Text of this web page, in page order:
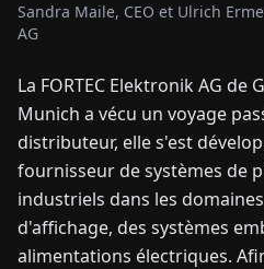
ENDEFRES ITNLPLHU
CONTACTEZ-
NOUS
Sandra Maile, CEO et Ulrich
AG
La FORTEC Elektronik AG de
Munich a vécu un voyage
distributeur, elle s'est
fournisseur de systèmes de
industriels dans les
d'affichage, des systèmes
alimentations électriques.